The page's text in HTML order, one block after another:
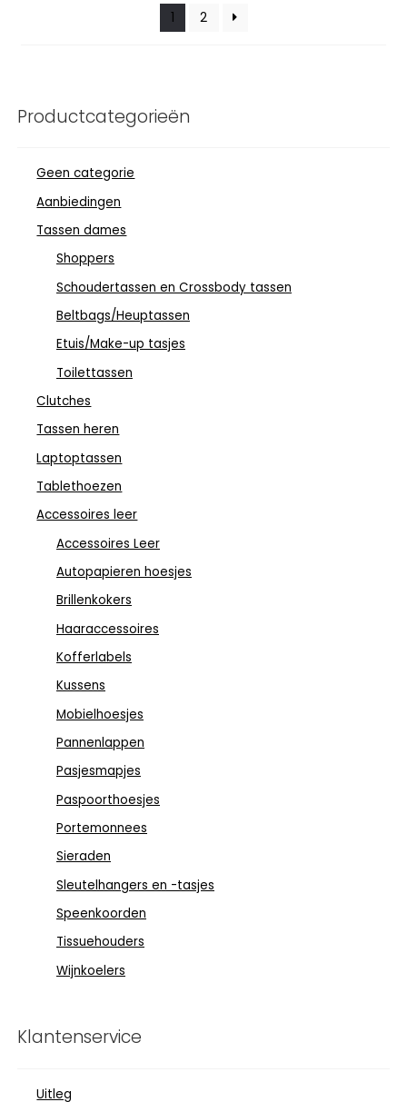
1 2
Productcategorieën
Geen categorie
Aanbiedingen
Tassen dames
Shoppers
Schoudertassen en Crossbody tassen
Beltbags/Heuptassen
Etuis/Make-up tasjes
Toilettassen
Clutches
Tassen heren
Laptoptassen
Tablethoezen
Accessoires leer
Accessoires Leer
Autopapieren hoesjes
Brillenkokers
Haaraccessoires
Kofferlabels
Kussens
Mobielhoesjes
Pannenlappen
Pasjesmapjes
Paspoorthoesjes
Portemonnees
Sieraden
Sleutelhangers en -tasjes
Speenkoorden
Tissuehouders
Wijnkoelers
Klantenservice
Uitleg